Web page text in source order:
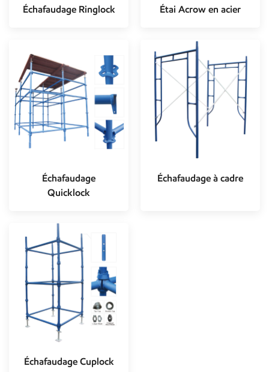
Échafaudage Ringlock Étai Acrow en acier
Échafaudage
Quicklock
Échafaudage à cadre
Échafaudage Cuplock